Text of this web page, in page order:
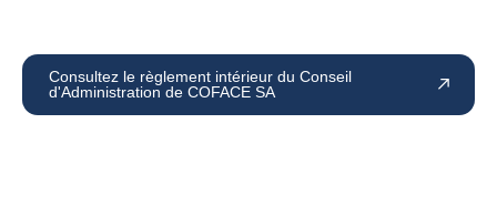
Consultez le règlement intérieur du Conseil
d'Administration de COFACE SA